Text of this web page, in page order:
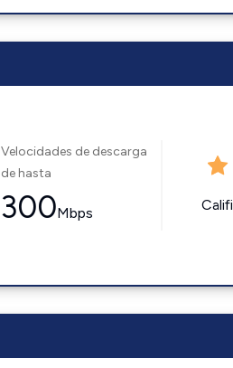
Velocidades de descarga
de hasta
300Mbps